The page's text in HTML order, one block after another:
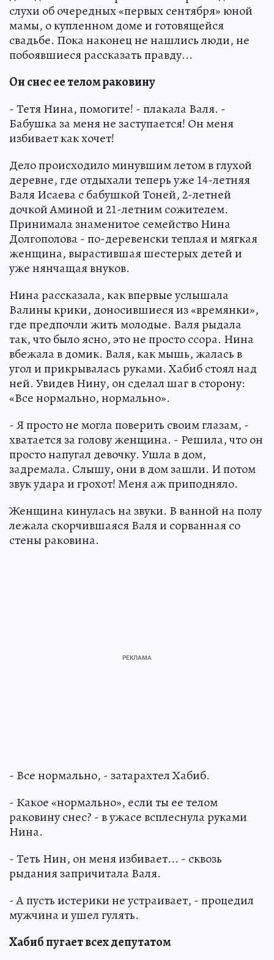
слухи об очередных «первых сентября» юной
мамы, о купленном доме и готовящейся
свадьбе. Пока наконец не нашлись люди, не
побоявшиеся рассказать правду...
Он снес ее телом раковину
- Тетя Нина, помогите! - плакала Валя. -
Бабушка за меня не заступается! Он меня
избивает как хочет!
Дело происходило минувшим летом в глухой
деревне, где отдыхали теперь уже 14-летняя
Валя Исаева с бабушкой Тоней, 2-летней
дочкой Аминой и 21-летним сожителем.
Принимала знаменитое семейство Нина
Долгополова - по-деревенски теплая и мягкая
женщина, вырастившая шестерых детей и
уже нянчащая внуков.
Нина рассказала, как впервые услышала
Валины крики, доносившиеся из «времянки»,
где предпочли жить молодые. Валя рыдала
так, что было ясно, это не просто ссора. Нина
вбежала в домик. Валя, как мышь, жалась в
угол и прикрывалась руками. Хабиб стоял над
ней. Увидев Нину, он сделал шаг в сторону:
«Все нормально, нормально».
- Я просто не могла поверить своим глазам, -
хватается за голову женщина. - Решила, что он
просто напугал девочку. Ушла в дом,
задремала. Слышу, они в дом зашли. И потом
звук удара и грохот! Меня аж приподняло.
Женщина кинулась на звуки. В ванной на полу
лежала скорчившаяся Валя и сорванная со
стены раковина.
- Все нормально, - затарахтел Хабиб.
- Какое «нормально», если ты ее телом
раковину снес? - в ужасе всплеснула руками
Нина.
- Теть Нин, он меня избивает... - сквозь
рыдания запричитала Валя.
- А пусть истерики не устраивает, - процедил
мужчина и ушел гулять.
Хабиб пугает всех депутатом